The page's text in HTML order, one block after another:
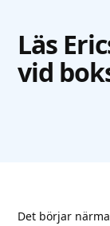
Läs
vid
Det börjar